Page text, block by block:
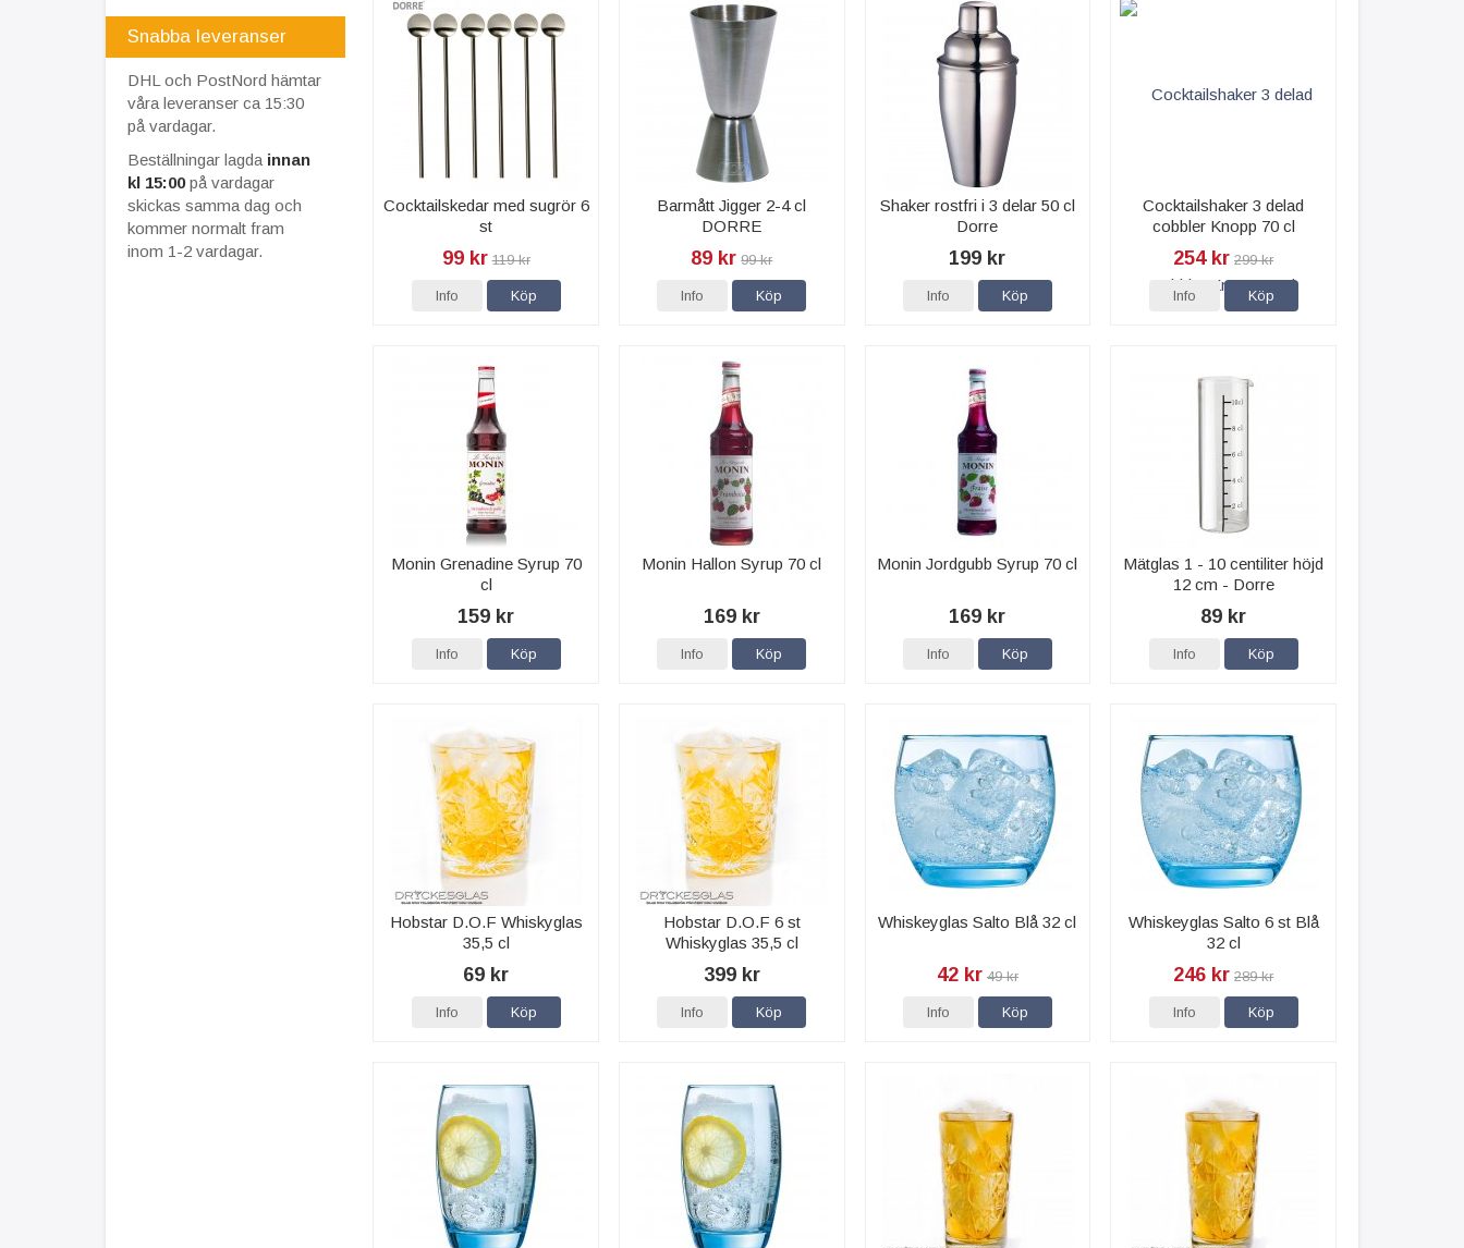
Snabba leveranser
DHL och PostNord hämtar
våra leveranser ca 15:30
på vardagar.
Beställningar lagda innan
kl 15:00på vardagar
skickas samma dag och
kommer normalt fram
inom 1-2 vardagar.
Cocktailskedar med sugrör 6
st
99 kr 119 kr
Info Köp
Barmått Jigger 2-4 cl
DORRE
89 kr 99 kr
Info Köp
Shaker rostfri i 3 delar 50 cl
Dorre
199 kr
Info Köp
Cocktailshaker 3 delad
cobbler Knopp 70 cl
254 kr 299 kr
Info Köp
Monin Grenadine Syrup 70
cl
159 kr
Info Köp
Monin Hallon Syrup 70 cl
169 kr
Info Köp
Monin Jordgubb Syrup 70 cl
169 kr
Info Köp
Mätglas 1 - 10 centiliter höjd
12 cm - Dorre
89 kr
Info Köp
Hobstar D.O.F Whiskyglas
35,5 cl
69 kr
Info Köp
Hobstar D.O.F 6 st
Whiskyglas 35,5 cl
399 kr
Info Köp
Whiskeyglas Salto Blå 32 cl
42 kr 49 kr
Info Köp
Whiskeyglas Salto 6 st Blå
32 cl
246 kr 289 kr
Info Köp